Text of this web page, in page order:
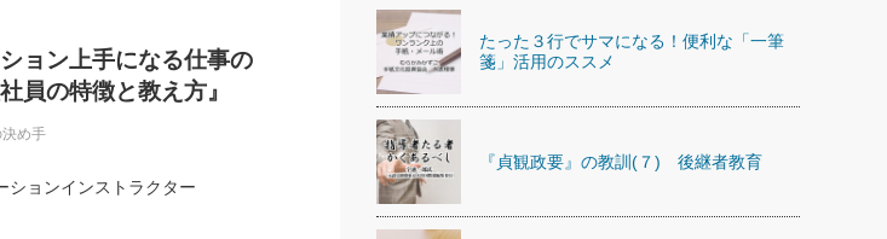
2026.08.5
社長は「能力」の前に「資質」
が大事／社長業ネクスト #445
2026.08.4
【追悼】鈴木敏文氏 言葉で伝
見明氏）
もっとみる
きたい、やってお
戦略の新常識』(12)
ーチ」ネタ帳(159)
る「一流の仕事術」(28)
ト商品」(109)
(102)
の会社はココが違う！(36)
点を下げる、Ｐ／Ｌ不況時代の新戦略(12)
見える化”術(12)
の「経理財務の見どころ・勘どころ・ツッコミどこ
賃金決定の定石(68)
顧客・社員・社会から支持される「ウェルビーイング経営入
門」(23)
大久保一彦の“流行る”お店の仕組みづくり(210)
柿内幸夫─社長のための現場改善(174)
クレーム対応 実践マニュアル(92)
クレーム対応の新知識と新常識(57)
デキル社員に育てる！ 社員教育の決め手(203)
東川鷹年の「中小企業の人育て」(38)
業績アップにつながる！ワンランク上の手紙・メール術(100)
欧米資産家に学ぶ二世教育(100)
先人の名句名言の教え 東洋思想に学ぶ経営学(132)
渡部昇一の「日本の指導者たち」(32)
経営に活かす“十八史略”(30)
デジタルＡＶを味方に！新・仕事術(180)
リーダー脳の鍛え方(32)
ワインを楽しむ基礎レッスン(12)
必読！社長が読むべき今月の4冊(88)
眼と耳で楽しむ読書術(162)
社長の「氣」(30)
作間信司の経営無形庵(けいえいむぎょうあん)(166)
経営セミナー情報局(1)
繁栄への着眼点 牟田太陽(76)
講話を聞いて学ぼう 実学・耳学・磨く「ミミガク」のすすめ
(7)
ョン上手になる仕事の
員の特徴と教え方』
め手
ションインストラクター
たった３行でサマになる！便利な「一筆
箋」活用のススメ
『貞観政要』の教訓(７) 後継者教育